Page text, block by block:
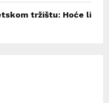
tržištu: Hoće li